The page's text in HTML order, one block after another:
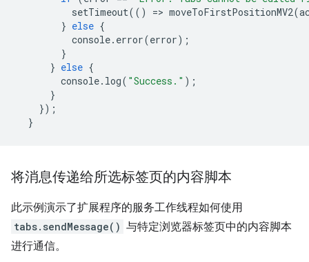
setTimeout(() => moveToFirstPositionMV2(
} else {
console. error(error);
}
} else {
console. log( "Success." );
}
});
}
将消息传递给所选标签页的内容脚本
此示例演示了扩展程序的服务工作线程如何使用
tabs.sendMessage() 与特定浏览器标签页中的内容脚本
进行通信。